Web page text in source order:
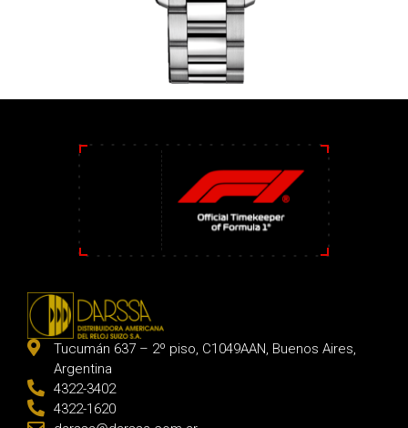
Tucumán 637 – 2º piso, C1049AAN, Buenos Aires,
Argentina
4322-3402
4322-1620